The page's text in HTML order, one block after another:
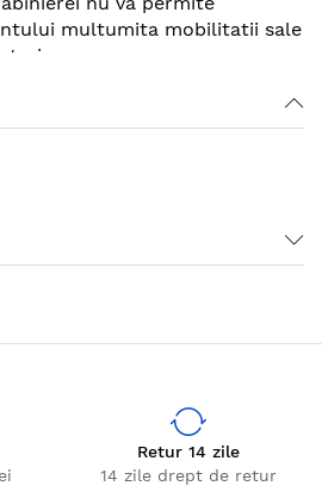
multumita mobilitatii sale
sau ruperea
Retur 14 zile
14 zile drept de retur